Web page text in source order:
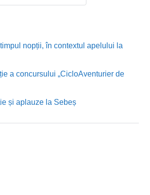
nopții, în contextul apelului la
a concursului „CicloAventurier de
și aplauze la Sebeș